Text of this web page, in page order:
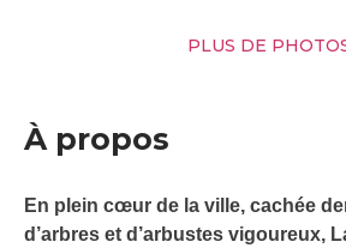
PLUS DE
À propos
En plein cœur de la ville, cachée
d’arbres et d’arbustes vigoureux,